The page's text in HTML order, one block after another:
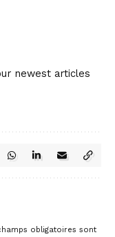
newest articles
obligatoires sont